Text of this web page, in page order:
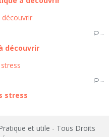
découvrir
…
stress
et utile - Tous Droits